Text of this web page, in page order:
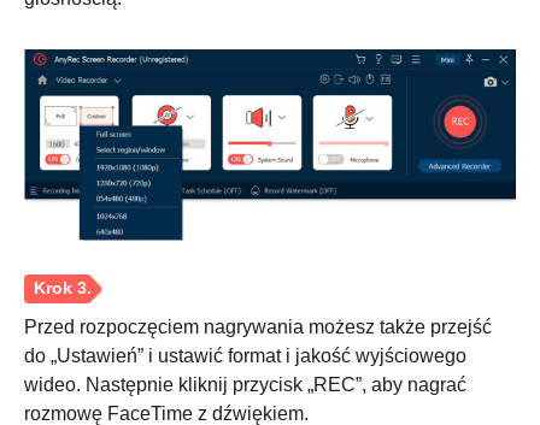
Krok 1.
Przed rozpoczęciem nagrywania możesz także przejść
do „Ustawień” i ustawić format i jakość wyjściowego
wideo. Następnie kliknij przycisk „REC”, aby nagrać
rozmowę FaceTime z dźwiękiem.